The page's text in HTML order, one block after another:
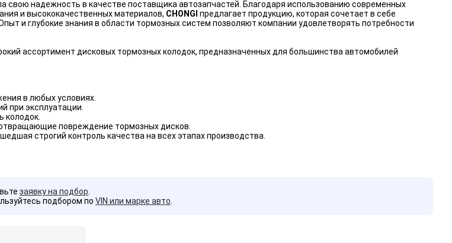
свою надежность в качестве поставщика автозапчастей. Благодаря использованию современных
и высококачественных материалов, CHONGI предлагает продукцию, которая сочетает в себе
и глубокие знания в области тормозных систем позволяют компании удовлетворять потребности
ассортимент дисковых тормозных колодок, предназначенных для большинства автомобилей
в любых условиях.
при эксплуатации.
колодок.
повреждение тормозных дисков.
строгий контроль качества на всех этапах производства.
заявку на подбор
подбором по VIN или марке авто